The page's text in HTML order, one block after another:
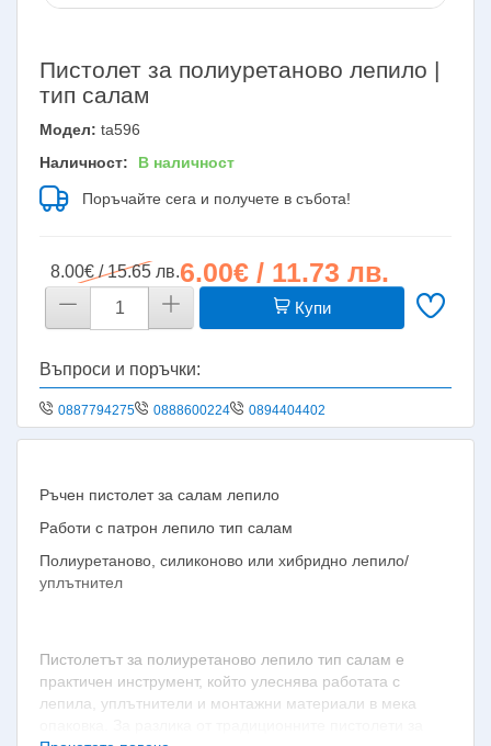
Пистолет за полиуретаново лепило |
тип салам
Модел: ta596
Наличност:
В наличност
Поръчайте сега и получете в събота!
8.00€ / 15.65 лв.6.00€ / 11.73 лв.
Купи
Въпроси и поръчки:
0887794275 0888600224 0894404402
Ръчен пистолет за салам лепило
Работи с патрон лепило тип салам
Полиуретаново, силиконово или хибридно лепило/
уплътнител
Пистолетът за полиуретаново лепило тип салам е
практичен инструмент, който улеснява работата с
лепила, уплътнители и монтажни материали в мека